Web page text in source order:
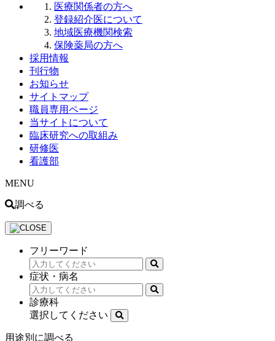
医療関係者の方へ
登録紹介医について
地域医療機関検索
保険薬局の方へ
採用情報
刊行物
お知らせ
サイトマップ
職員専用ページ
当サイトについて
臨床研究への取組み
研修医
看護部
MENU
調べる
フリーワード
症状・病名
診療科
選択してください
用途別に調べる